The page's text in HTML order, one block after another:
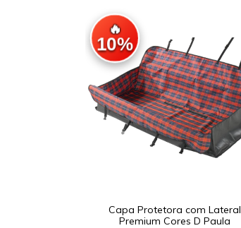
🔥
10%
Capa Protetora com Lateral
Premium Cores D Paula